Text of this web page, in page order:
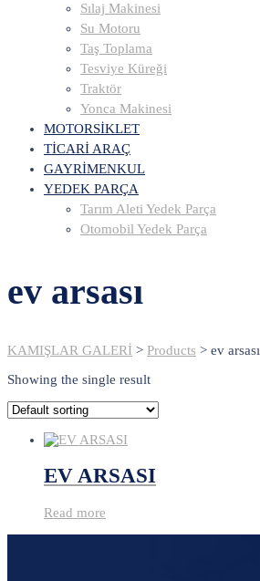
Sılaj Makinesi
Su Motoru
Taş Toplama
Tesviye Küreği
Traktör
Yonca Makinesi
MOTORSİKLET
TİCARİ ARAÇ
GAYRİMENKUL
YEDEK PARÇA
Tarım Aleti Yedek Parça
Otomobil Yedek Parça
ev arsası
KAMIŞLAR GALERİ > Products > ev arsası
Showing the single result
EV ARSASI
Read more